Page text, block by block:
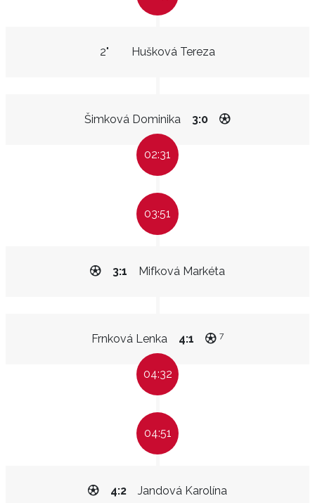
Hušková Tereza
2"
Šimková Dominika 3:0
02:31
03:51
Mifková Markéta
3:1
Frnková Lenka 4:1 7
04:32
04:51
Jandová Karolína
4:2